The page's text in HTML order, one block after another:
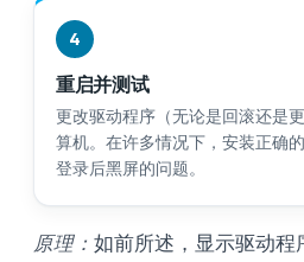
4
重启并测试
更改驱动程序（无论是回滚还是
算机。在许多情况下，安装正确
登录后黑屏的问题。
原理： 如前所述，显示驱动